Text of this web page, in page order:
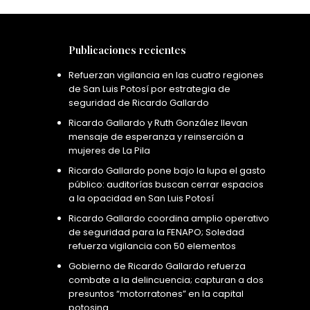
Publicaciones recientes
Refuerzan vigilancia en las cuatro regiones
de San Luis Potosí por estrategia de
seguridad de Ricardo Gallardo
Ricardo Gallardo y Ruth González llevan
mensaje de esperanza y reinserción a
mujeres de La Pila
Ricardo Gallardo pone bajo la lupa el gasto
público: auditorías buscan cerrar espacios
a la opacidad en San Luis Potosí
Ricardo Gallardo coordina amplio operativo
de seguridad para la FENAPO; Soledad
refuerza vigilancia con 50 elementos
Gobierno de Ricardo Gallardo refuerza
combate a la delincuencia; capturan a dos
presuntos “motorratones” en la capital